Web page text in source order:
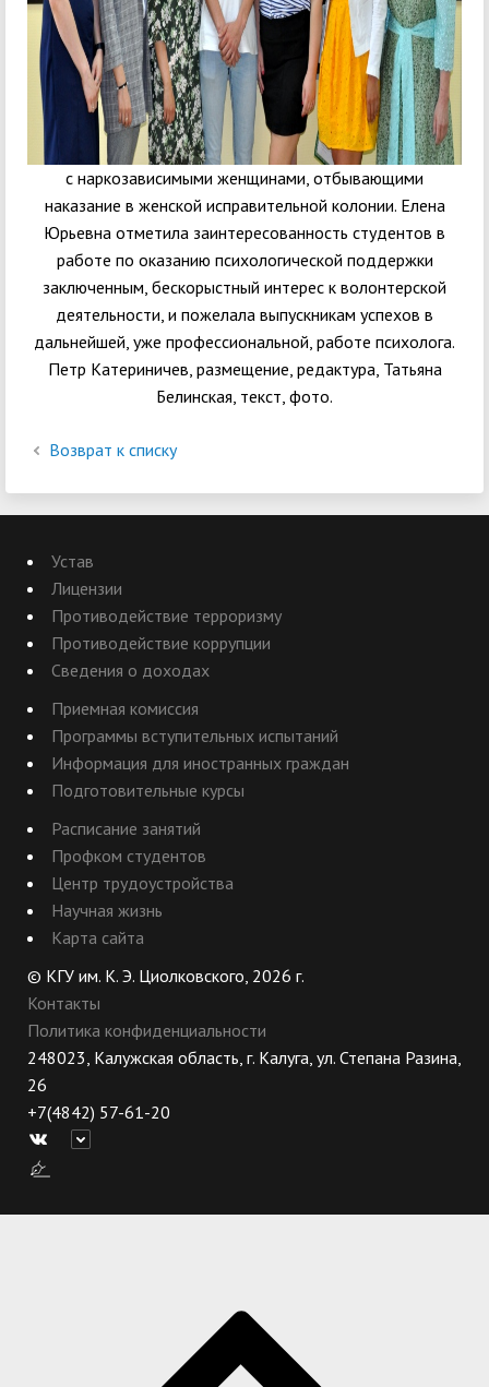
с наркозависимыми женщинами, отбывающими
наказание в женской исправительной колонии. Елена
Юрьевна отметила заинтересованность студентов в
работе по оказанию психологической поддержки
заключенным, бескорыстный интерес к волонтерской
деятельности, и пожелала выпускникам успехов в
дальнейшей, уже профессиональной, работе психолога.
Петр Катериничев, размещение, редактура, Татьяна
Белинская, текст, фото.
Возврат к списку
Устав
Лицензии
Противодействие терроризму
Противодействие коррупции
Сведения о доходах
Приемная комиссия
Программы вступительных испытаний
Информация для иностранных граждан
Подготовительные курсы
Расписание занятий
Профком студентов
Центр трудоустройства
Научная жизнь
Карта сайта
© КГУ им. К. Э. Циолковского, 2026 г.
Контакты
Политика конфиденциальности
248023, Калужская область, г. Калуга, ул. Степана Разина,
26
+7(4842) 57-61-20